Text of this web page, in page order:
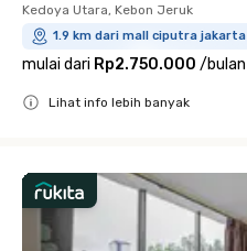
Kedoya Utara, Kebon Jeruk
1.9 km dari mall ciputra jakarta
mulai dari Rp2.750.000 /bulan
Lihat info lebih banyak